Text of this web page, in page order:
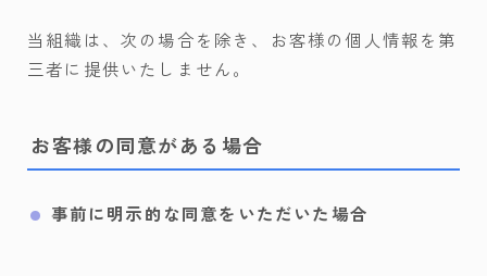
当組織は、次の場合を除き、お客様の個人情報を第
三者に提供いたしません。
お客様の同意がある場合
事前に明示的な同意をいただいた場合